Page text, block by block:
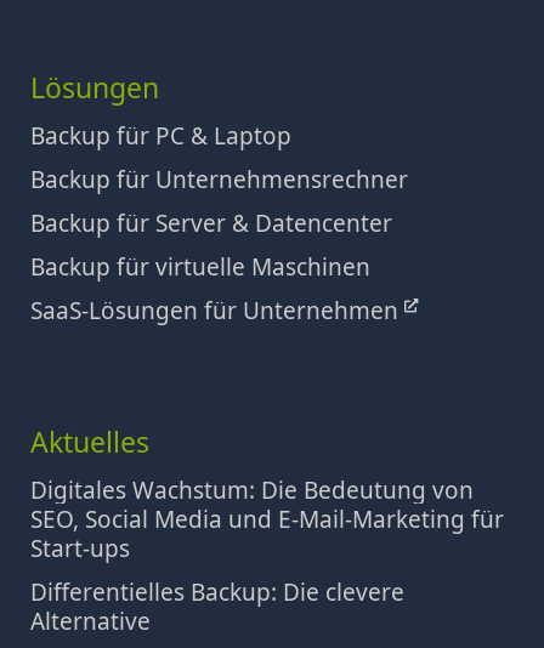
Lösungen
Backup für PC & Laptop
Backup für Unternehmensrechner
Backup für Server & Datencenter
Backup für virtuelle Maschinen
SaaS-Lösungen für Unternehmen
Aktuelles
Digitales Wachstum: Die Bedeutung von
SEO, Social Media und E-Mail-Marketing für
Start-ups
Differentielles Backup: Die clevere
Alternative